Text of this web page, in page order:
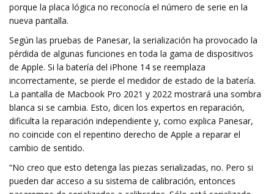
porque la placa lógica no reconocía el número de serie en la
nueva pantalla.
Según las pruebas de Panesar, la serialización ha provocado la
pérdida de algunas funciones en toda la gama de dispositivos
de Apple. Si la batería del iPhone 14 se reemplaza
incorrectamente, se pierde el medidor de estado de la batería.
La pantalla de Macbook Pro 2021 y 2022 mostrará una sombra
blanca si se cambia. Esto, dicen los expertos en reparación,
dificulta la reparación independiente y, como explica Panesar,
no coincide con el repentino derecho de Apple a reparar el
cambio de sentido.
“No creo que esto detenga las piezas serializadas, no. Pero si
pueden dar acceso a su sistema de calibración, entonces